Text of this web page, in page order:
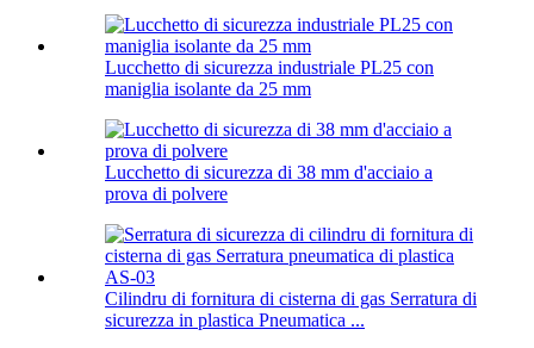
Lucchetto di sicurezza industriale PL25 con
maniglia isolante da 25 mm
Lucchetto di sicurezza di 38 mm d'acciaio a
prova di polvere
Cilindru di fornitura di cisterna di gas Serratura di
sicurezza in plastica Pneumatica ...